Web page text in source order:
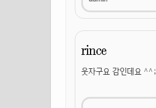
rince
웃자구요 감인데요 ^^;